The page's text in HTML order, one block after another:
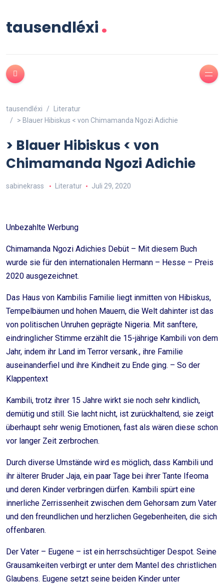
tausendléxi.
tausendléxi
Literatur
> Blauer Hibiskus < von Chimamanda Ngozi Adichie
> Blauer Hibiskus < von
Chimamanda Ngozi Adichie
sabinekrass Literatur Juli 29, 2020
Unbezahlte Werbung
Chimamanda Ngozi Adichies Debüt – Mit diesem Buch
wurde sie für den internationalen Hermann – Hesse – Preis
2020 ausgezeichnet.
Das Haus von Kambilis Familie liegt inmitten von Hibiskus,
Tempelbäumen und hohen Mauern, die Welt dahinter ist das
von politischen Unruhen geprägte Nigeria. Mit sanftere,
eindringlicher Stimme erzählt die 15-jährige Kambili von dem
Jahr, indem ihr Land im Terror versank., ihre Familie
auseinanderfiel und ihre Kindheit zu Ende ging. – So der
Klappentext
Kambili, trotz ihrer 15 Jahre wirkt sie noch sehr kindlich,
demütig und still. Sie lacht nicht, ist zurückhaltend, sie zeigt
überhaupt sehr wenig Emotionen, fast als wären diese schon
vor langer Zeit zerbrochen.
Durch diverse Umstände wird es möglich, dass Kambili und
ihr älterer Bruder Jaja, ein paar Tage bei ihrer Tante Ifeoma
und deren Kinder verbringen dürfen. Kambili spürt eine
innerliche Zerrissenheit zwischen dem Gehorsam zum Vater
und den freundlichen und herzlichen Gegebenheiten, die sich
offenbaren.
Der Vater – Eugene – ist ein herrschsüchtiger Despot. Seine
Grausamkeiten verbirgt er unter dem Mantel des christlichen
Glaubens. Eugene setzt seine beiden Kinder unter